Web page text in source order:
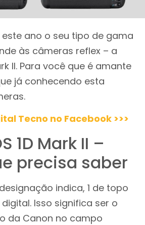
este ano o seu tipo de gama
às câmeras reflex – a
II. Para você que é amante
já conhecendo esta
Tecno no Facebook >>>
1D Mark II –
precisa saber
indica, 1 de topo
Isso significa ser o
da Canon no campo